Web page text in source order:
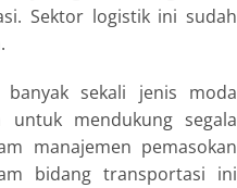
Sektor logistik ini sudah
sekali jenis moda
untuk mendukung segala
manajemen pemasokan
bidang transportasi ini